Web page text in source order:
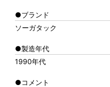
●ブランド
ソーガタック
●製造年代
1990年代
●コメント